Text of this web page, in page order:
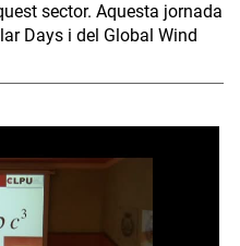
sector. Aquesta jornada
Days i del Global Wind